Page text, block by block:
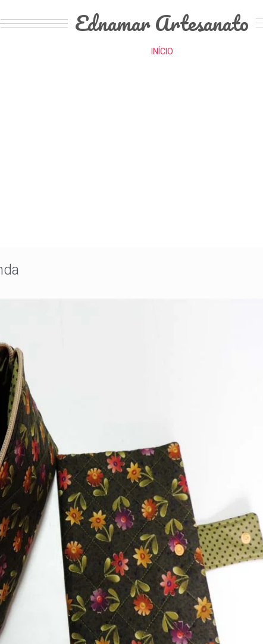
Ednamar Artesanato
INÍCIO